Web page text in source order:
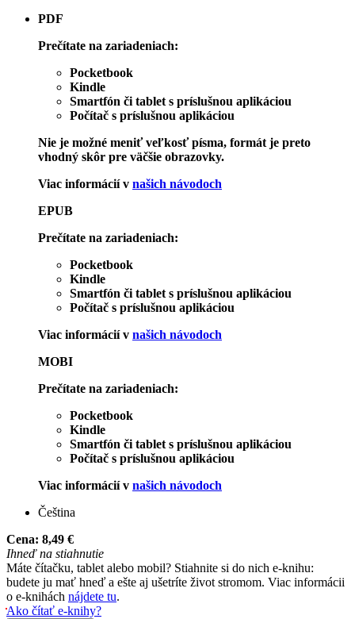
PDF
Prečítate na zariadeniach:
Pocketbook
Kindle
Smartfón či tablet s príslušnou aplikáciou
Počítač s príslušnou aplikáciou
Nie je možné meniť veľkosť písma, formát je preto
vhodný skôr pre väčšie obrazovky.
Viac informácií v našich návodoch
EPUB
Prečítate na zariadeniach:
Pocketbook
Kindle
Smartfón či tablet s príslušnou aplikáciou
Počítač s príslušnou aplikáciou
Viac informácií v našich návodoch
MOBI
Prečítate na zariadeniach:
Pocketbook
Kindle
Smartfón či tablet s príslušnou aplikáciou
Počítač s príslušnou aplikáciou
Viac informácií v našich návodoch
Čeština
Cena: 8,49 €
Ihneď na stiahnutie
Máte čítačku, tablet alebo mobil? Stiahnite si do nich e-knihu:
budete ju mať hneď a ešte aj ušetríte život stromom. Viac informácii
o e-knihách nájdete tu.
Ako čítať e-knihy?